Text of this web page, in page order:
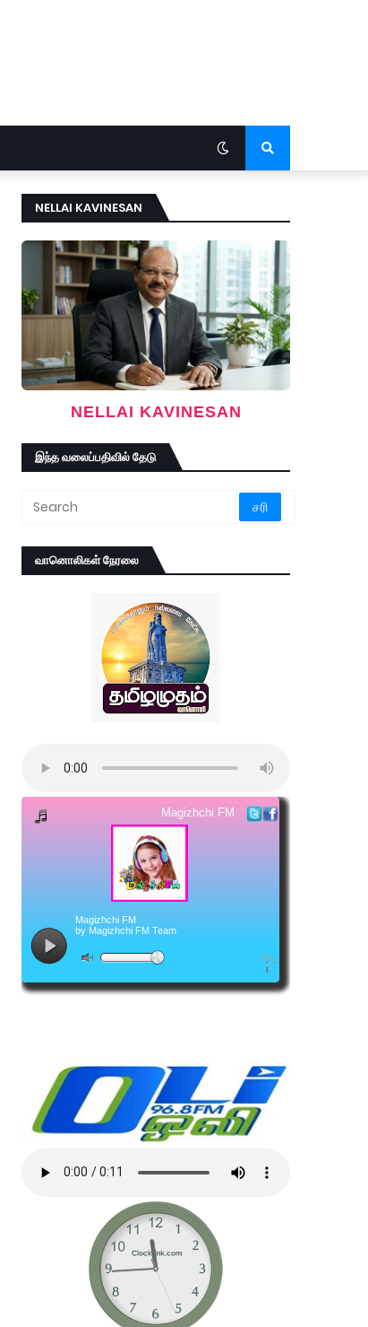
NELLAI KAVINESAN
NELLAI KAVINESAN
இந்த வலைப்பதிவில் தேடு
வானொலிகள் நேரலை